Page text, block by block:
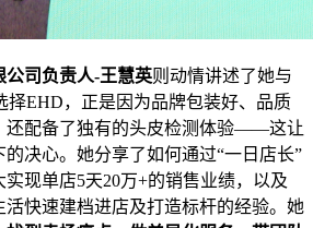
公司负责人-王慧英则动情讲述了她与
择EHD，正是因为品牌包装好、品质
还配备了独有的头皮检测体验——这让
决心。她分享了如何通过“一日店长”
现单店5天20万+的销售业绩，以及
快速建档进店及打造标杆的经验。她